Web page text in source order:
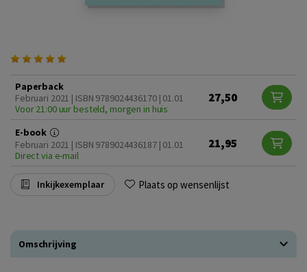
Paperback
Februari 2021 | ISBN 9789024436170 | 01.01
Voor 21:00 uur besteld, morgen in huis
27,50
E-book
Februari 2021 | ISBN 9789024436187 | 01.01
Direct via e-mail
21,95
Inkijkexemplaar Plaats op wensenlijst
Omschrijving